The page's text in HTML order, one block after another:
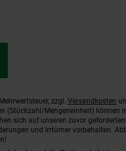
zzgl. Versandkosten
(Stückzahl/Mengeneinheit) können
sich auf unseren zuvor
und Irrtümer vorbehalten.